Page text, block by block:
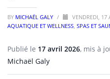
BY MICHAËL GALY / VENDREDI, 17
AQUATIQUE ET WELLNESS, SPAS ET
Publié le 17 avril 2026, mis à
Michaël Galy